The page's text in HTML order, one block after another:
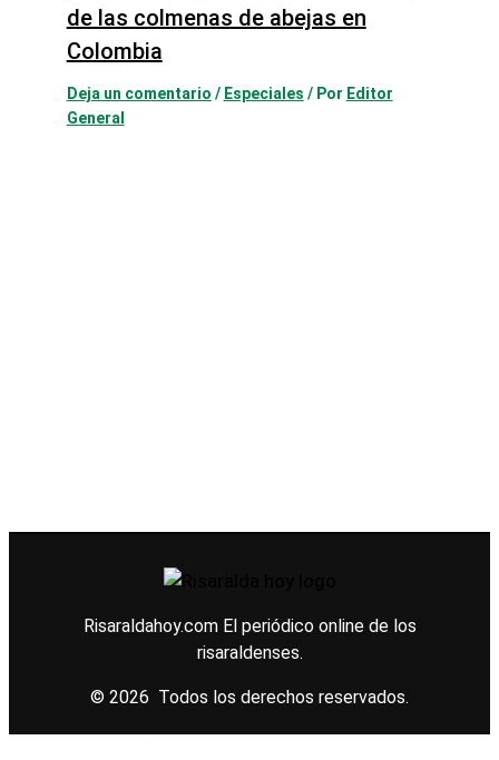
de las colmenas de abejas en
Colombia
Deja un comentario / Especiales / Por Editor
General
Risaraldahoy.com El periódico online de los
risaraldenses.
© 2026 Todos los derechos reservados.
Diseño webKonection web and brand